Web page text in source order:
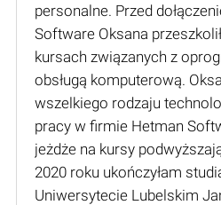
personalne. Przed
Software Oksana
kursach związanych z
obsługą komputerową.
wszelkiego rodzaju
pracy w firmie Hetman
jeżdże na kursy
2020 roku ukończyłam
Uniwersytecie Lubelskim